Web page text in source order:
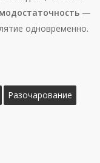
—
одновременно.
Разочарование